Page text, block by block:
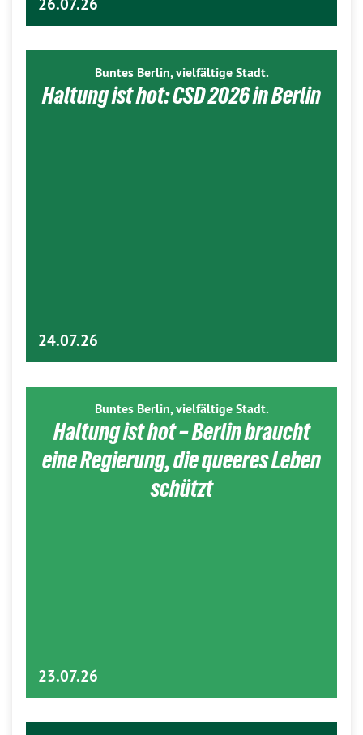
26.07.26
Buntes Berlin, vielfältige Stadt.
Haltung ist hot: CSD 2026 in Berlin
24.07.26
Buntes Berlin, vielfältige Stadt.
Haltung ist hot – Berlin braucht
eine Regierung, die queeres Leben
schützt
23.07.26